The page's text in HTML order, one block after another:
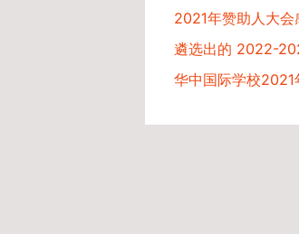
2021年赞助人大会
遴选出的 2022-
华中国际学校